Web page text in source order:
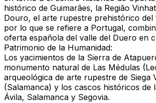
histórico de Guimarães, la Região
Douro, el arte rupestre prehistórico del
por lo que se refiere a Portugal,
oferta española del valle del Duero en
Patrimonio de la Humanidad:
Los yacimientos de la Sierra de
monumento natural de Las Médulas
arqueológica de arte rupestre de Siega
(Salamanca) y los cascos históricos de
Ávila, Salamanca y Segovia.